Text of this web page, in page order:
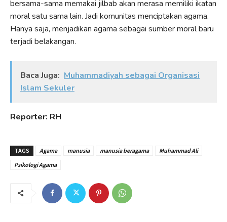
bersama-sama memakai jilbab akan merasa memiliki ikatan
moral satu sama lain. Jadi komunitas menciptakan agama.
Hanya saja, menjadikan agama sebagai sumber moral baru
terjadi belakangan.
Baca Juga: Muhammadiyah sebagai Organisasi
Islam Sekuler
Reporter: RH
TAGS Agama manusia manusia beragama
Muhammad Ali
Psikologi Agama